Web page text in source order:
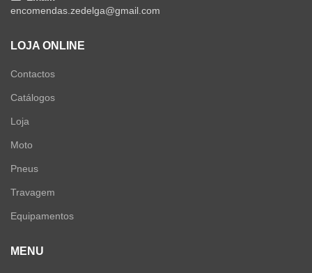
encomendas.zedelga@gmail.com
LOJA ONLINE
Contactos
Catálogos
Loja
Moto
Pneus
Travagem
Equipamentos
MENU